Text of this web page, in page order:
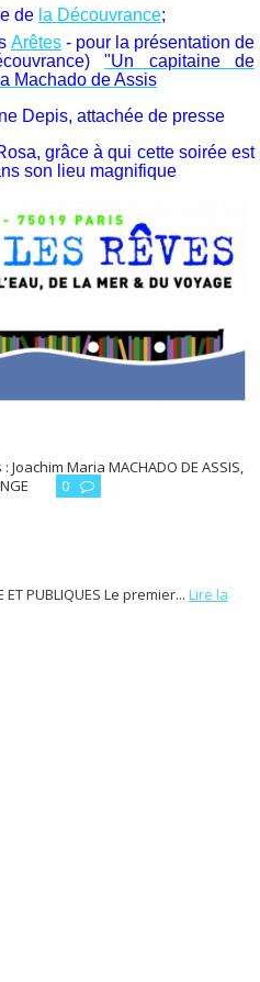
ET PUBLIQUES Le premier... Lire la
de la Découvrance;
Arêtes - pour la présentation de
"Un capitaine de
Machado de Assis
Depis, attachée de presse
grâce à qui cette soirée est
son lieu magnifique
:Joachim Maria MACHADO DE ASSIS,
0